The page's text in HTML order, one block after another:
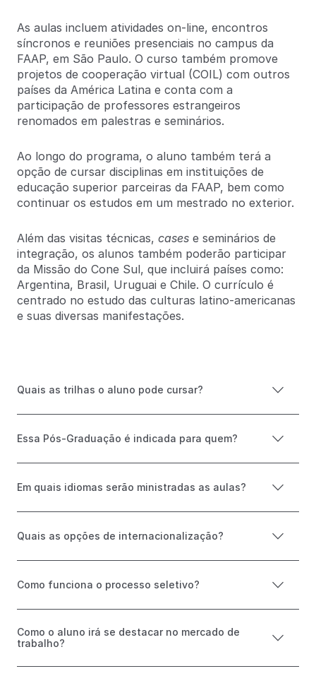
As aulas incluem atividades on-line, encontros
síncronos e reuniões presenciais no campus da
FAAP, em São Paulo. O curso também promove
projetos de cooperação virtual (COIL) com outros
países da América Latina e conta com a
participação de professores estrangeiros
renomados em palestras e seminários.
Ao longo do programa, o aluno também terá a
opção de cursar disciplinas em instituições de
educação superior parceiras da FAAP, bem como
continuar os estudos em um mestrado no exterior.
Além das visitas técnicas, cases e seminários de
integração, os alunos também poderão participar
da Missão do Cone Sul, que incluirá países como:
Argentina, Brasil, Uruguai e Chile. O currículo é
centrado no estudo das culturas latino-americanas
e suas diversas manifestações.
Quais as trilhas o aluno pode cursar?
Essa Pós-Graduação é indicada para quem?
Em quais idiomas serão ministradas as aulas?
Quais as opções de internacionalização?
Como funciona o processo seletivo?
Como o aluno irá se destacar no mercado de
trabalho?